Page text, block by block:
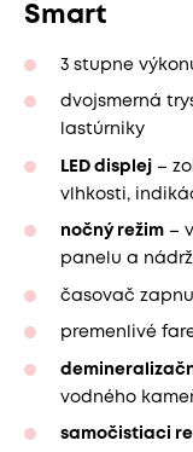
Smart
3 stupne
dvojsmerná
lastúrniky
LED displej –
vlhkosti,
nočný režim –
panelu a
časovač
premenlivé
vodného
samočistiaci